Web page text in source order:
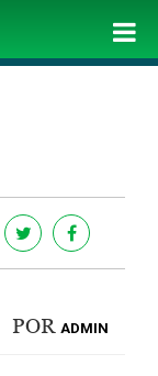
POR ADMIN